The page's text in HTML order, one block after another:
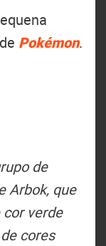
Pokémon.
de
Arbok, que
verde
cores